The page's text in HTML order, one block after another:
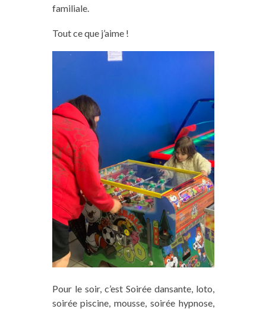
familiale.
Tout ce que j’aime !
Pour le soir, c’est Soirée dansante, loto,
soirée piscine, mousse, soirée hypnose,